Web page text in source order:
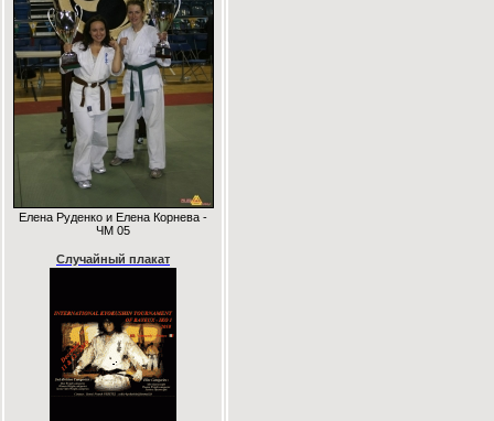
Елена Руденко и Елена Корнева -
ЧМ 05
Случайный плакат